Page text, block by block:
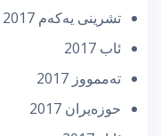
تشرینی یه‌كه‌م 2017
ئاب 2017
تەممووز 2017
حوزه‌یران 2017